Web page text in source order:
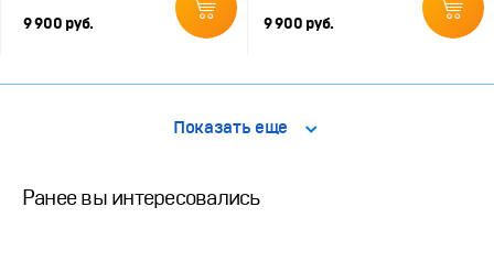
9 900 руб. 9 900 руб.
Показать еще
Ранее вы интересовались